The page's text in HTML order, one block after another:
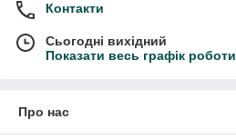
Контакти
Сьогодні вихідний
Показати весь графік роботи
Про нас